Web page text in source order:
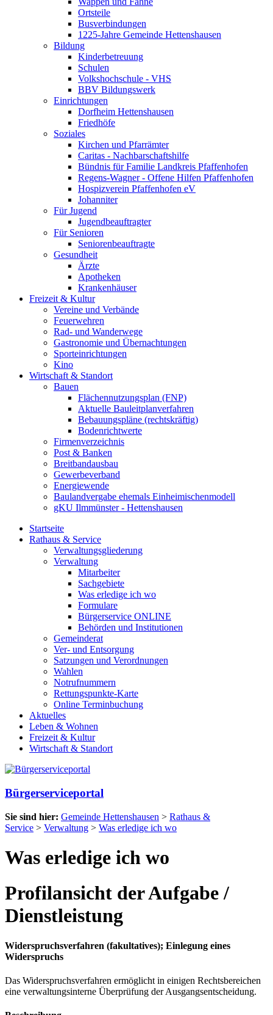
Ortsteile
Busverbindungen
1225-Jahre Gemeinde Hettenshausen
Bildung
Kinderbetreuung
Schulen
Volkshochschule - VHS
BBV Bildungswerk
Einrichtungen
Dorfheim Hettenshausen
Friedhöfe
Soziales
Kirchen und Pfarrämter
Caritas - Nachbarschaftshilfe
Bündnis für Familie Landkreis Pfaffenhofen
Regens-Wagner - Offene Hilfen Pfaffenhofen
Hospizverein Pfaffenhofen eV
Johanniter
Für Jugend
Jugendbeauftragter
Für Senioren
Seniorenbeauftragte
Gesundheit
Ärzte
Apotheken
Krankenhäuser
Freizeit & Kultur
Vereine und Verbände
Feuerwehren
Rad- und Wanderwege
Gastronomie und Übernachtungen
Sporteinrichtungen
Kino
Wirtschaft & Standort
Bauen
Flächennutzungsplan (FNP)
Aktuelle Bauleitplanverfahren
Bebauungspläne (rechtskräftig)
Bodenrichtwerte
Firmenverzeichnis
Post & Banken
Breitbandausbau
Gewerbeverband
Energiewende
Baulandvergabe ehemals Einheimischenmodell
gKU Ilmmünster - Hettenshausen
Startseite
Rathaus & Service
Verwaltungsgliederung
Verwaltung
Mitarbeiter
Sachgebiete
Was erledige ich wo
Formulare
Bürgerservice ONLINE
Behörden und Institutionen
Gemeinderat
Ver- und Entsorgung
Satzungen und Verordnungen
Wahlen
Notrufnummern
Rettungspunkte-Karte
Online Terminbuchung
Aktuelles
Leben & Wohnen
Freizeit & Kultur
Wirtschaft & Standort
Bürgerserviceportal
Sie sind hier: Gemeinde Hettenshausen > Rathaus &
Service > Verwaltung > Was erledige ich wo
Was erledige ich wo
Profilansicht der Aufgabe /
Dienstleistung
Widerspruchsverfahren (fakultatives); Einlegung eines
Widerspruchs
Das Widerspruchsverfahren ermöglicht in einigen Rechtsbereichen
eine verwaltungsinterne Überprüfung der Ausgangsentscheidung.